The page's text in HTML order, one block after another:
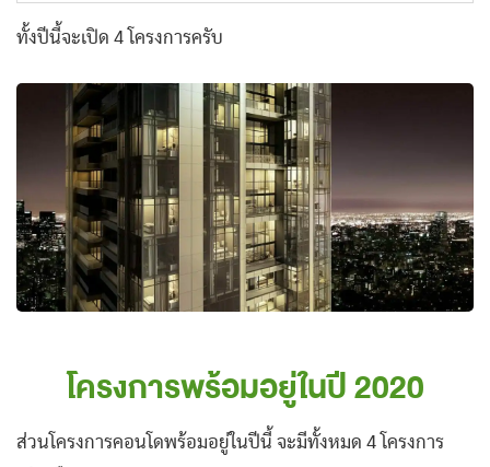
ทั้งปีนี้จะเปิด 4 โครงการครับ
โครงการพร้อมอยู่ในปี 2020
ส่วนโครงการคอนโดพร้อมอยู่ในปีนี้ จะมีทั้งหมด 4 โครงการ